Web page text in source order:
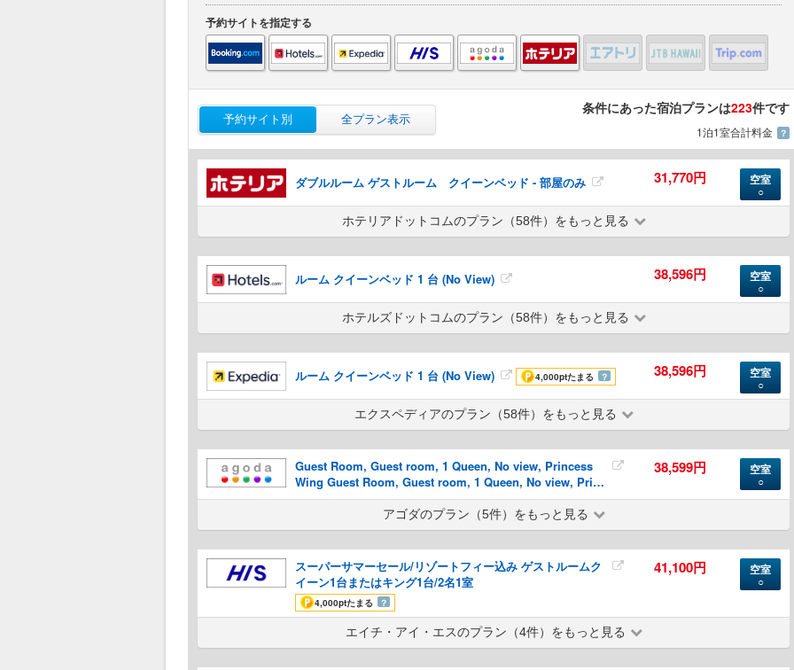
予約サイトを指定する
予約サイト別 全プラン表示
条件にあった宿泊プランは223件です
1泊1室合計料金 ？
ダブルルーム ゲストルーム クイーンベッド - 部屋のみ 31,770円 空室
○
ホテリアドットコムのプラン（58件）をもっと見る
ルーム クイーンベッド 1 台 (No View) 38,596円 空室
○
ホテルズドットコムのプラン（58件）をもっと見る
ルーム クイーンベッド 1 台 (No View) 4,000ptたまる ？ 38,596円 空室
○
エクスペディアのプラン（58件）をもっと見る
Guest Room, Guest room, 1 Queen, No view, Princess
Wing Guest Room, Guest room, 1 Queen, No view, Princ
ess Wing
38,599円 空室
○
アゴダのプラン（5件）をもっと見る
スーパーサマーセール/リゾートフィー込み ゲストルームク
イーン1台またはキング1台/2名1室
4,000ptたまる ？
41,100円 空室
○
エイチ・アイ・エスのプラン（4件）をもっと見る